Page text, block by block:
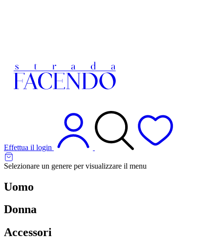
Effettua il login
Selezionare un genere per visualizzare il menu
Uomo
Donna
Accessori